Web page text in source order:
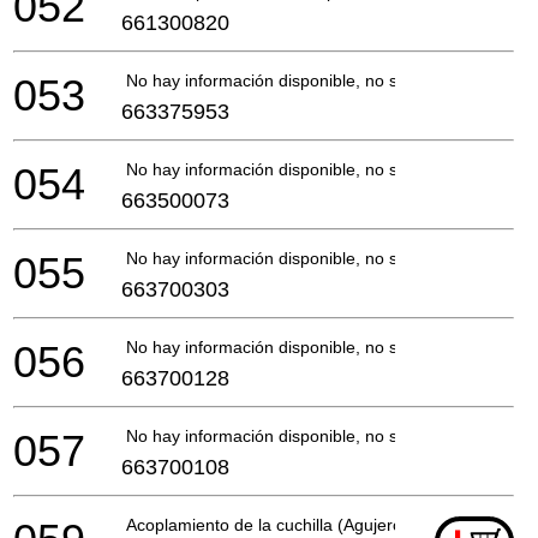
661300820
No hay información disponible, no se puede pedir
053 663375953
No hay información disponible, no se puede pedir
054 663500073
No hay información disponible, no se puede pedir
055 663700303
No hay información disponible, no se puede pedir
056 663700128
No hay información disponible, no se puede pedir
057 663700108
Acoplamiento de la cuchilla (Agujero del eje 20mm)